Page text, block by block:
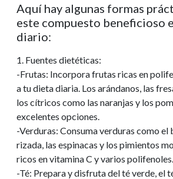
Aquí hay algunas formas
este compuesto beneficioso
diario:
1. Fuentes dietéticas:
-Frutas: Incorpora frutas ricas en
a tu dieta diaria. Los arándanos, las
los cítricos como las naranjas y los
excelentes opciones.
-Verduras: Consuma verduras como el
rizada, las espinacas y los pimientos
ricos en vitamina C y varios polifenoles.
-Té: Prepara y disfruta del té verde, el